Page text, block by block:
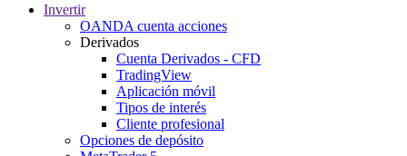
Invertir
OANDA cuenta acciones
Derivados
Cuenta Derivados - CFD
TradingView
Aplicación móvil
Tipos de interés
Cliente profesional
Opciones de depósito